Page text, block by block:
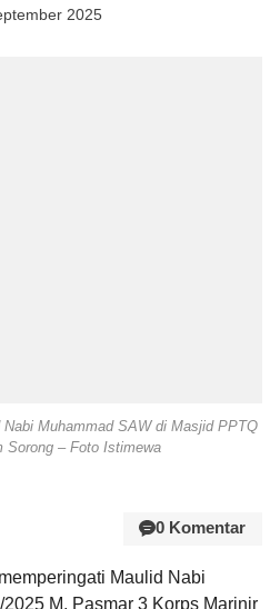
2025
Muhammad SAW di Masjid PPTQ
Sorong – Foto Istimewa
0 Komentar
Maulid Nabi
M, Pasmar 3 Korps Marinir